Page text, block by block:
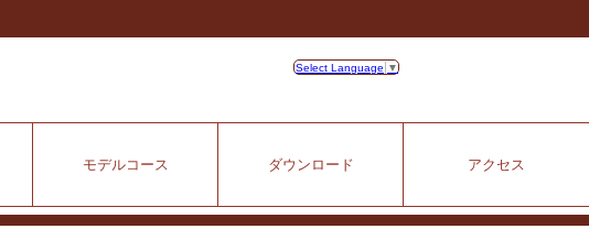
Select Language ▼
モデルコース ダウンロード アクセス